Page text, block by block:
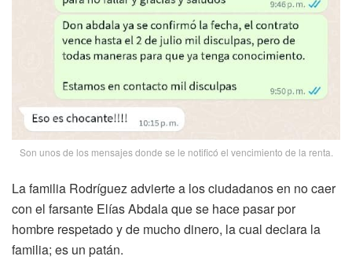
Son unos de los mensajes donde se le notificó el vencimiento de la renta.
La familia Rodríguez advierte a los ciudadanos en no caer
con el farsante Elías Abdala que se hace pasar por
hombre respetado y de mucho dinero, la cual declara la
familia; es un patán.